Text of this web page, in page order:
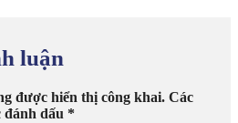
luận
được hiển thị công khai. Các
dấu *